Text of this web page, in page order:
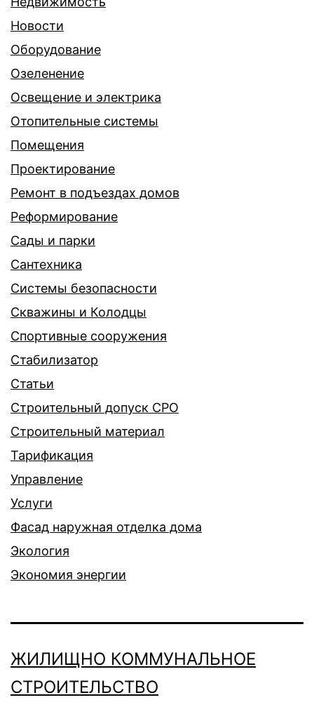
Новости
Оборудование
Озеленение
Освещение и электрика
Отопительные системы
Помещения
Проектирование
Ремонт в подъездах домов
Реформирование
Сады и парки
Сантехника
Системы безопасности
Скважины и Колодцы
Спортивные сооружения
Стабилизатор
Статьи
Строительный допуск СРО
Строительный материал
Тарификация
Управление
Услуги
Фасад наружная отделка дома
Экология
Экономия энергии
ЖИЛИЩНО КОММУНАЛЬНОЕ
СТРОИТЕЛЬСТВО